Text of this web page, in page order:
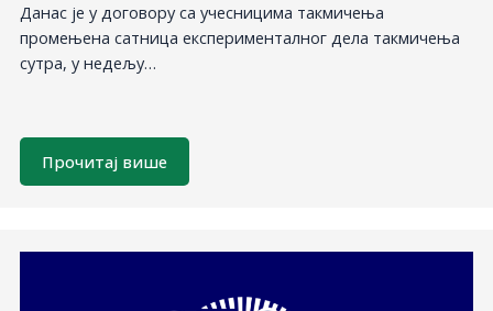
Данас је у договору са учесницима такмичења
промењена сатница експерименталног дела такмичења
сутра, у недељу…
Прочитај више